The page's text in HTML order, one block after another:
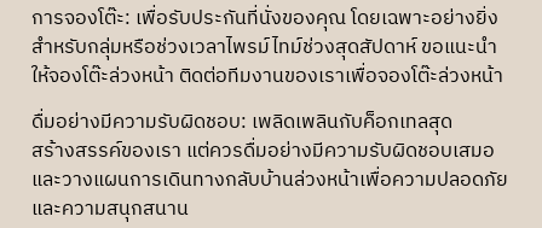
การจองโต๊ะ: เพื่อรับประกันที่นั่งของคุณ โดยเฉพาะอย่างยิ่ง
สำหรับกลุ่มหรือช่วงเวลาไพรม์ไทม์ช่วงสุดสัปดาห์ ขอแนะนำ
ให้จองโต๊ะล่วงหน้า ติดต่อทีมงานของเราเพื่อจองโต๊ะล่วงหน้า
ดื่มอย่างมีความรับผิดชอบ: เพลิดเพลินกับค็อกเทลสุด
สร้างสรรค์ของเรา แต่ควรดื่มอย่างมีความรับผิดชอบเสมอ
และวางแผนการเดินทางกลับบ้านล่วงหน้าเพื่อความปลอดภัย
และความสนุกสนาน